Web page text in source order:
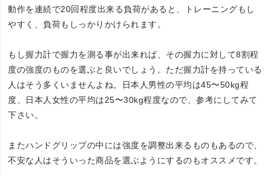
動作を連続で20回程度出来る負荷があると、トレーニングもし
やすく、負荷もしっかりかけられます。
もし握力計で握力を測る事が出来れば、その握力に対して8割程
度の強度のものを選ぶと良いでしょう。ただ握力計を持っている
人はそう多くいませんよね。日本人男性の平均は45〜50kg程
度、日本人女性の平均は25〜30kg程度なので、参考にしてみて
下さい。
またハンドグリップの中には強度を調整出来るものもあるので、
不安な人はそういった商品を選ぶようにするのもオススメです。